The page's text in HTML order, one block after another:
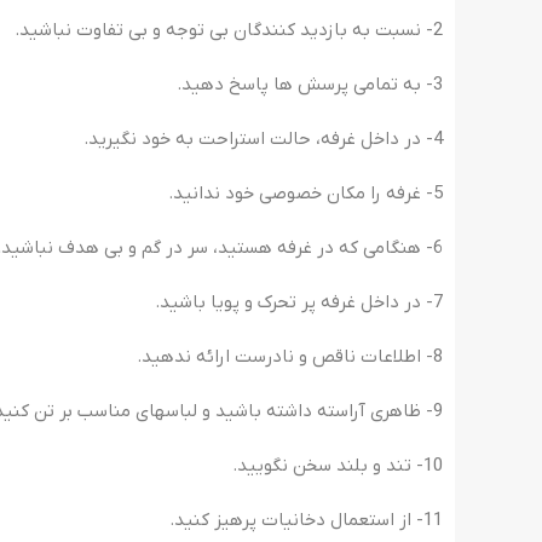
2- نسبت به بازدید کنندگان بی توجه و بی تفاوت نباشید.
3- به تمامی پرسش ها پاسخ دهید.
4- در داخل غرفه، حالت استراحت به خود نگیرید.
5- غرفه را مکان خصوصی خود ندانید.
6- هنگامی که در غرفه هستید، سر در گم و بی هدف نباشید.
7- در داخل غرفه پر تحرک و پویا باشید.
8- اطلاعات ناقص و نادرست ارائه ندهید.
9- ظاهری آراسته داشته باشید و لباسهای مناسب بر تن کنید.
10- تند و بلند سخن نگویید.
11- از استعمال دخانیات پرهیز کنید.